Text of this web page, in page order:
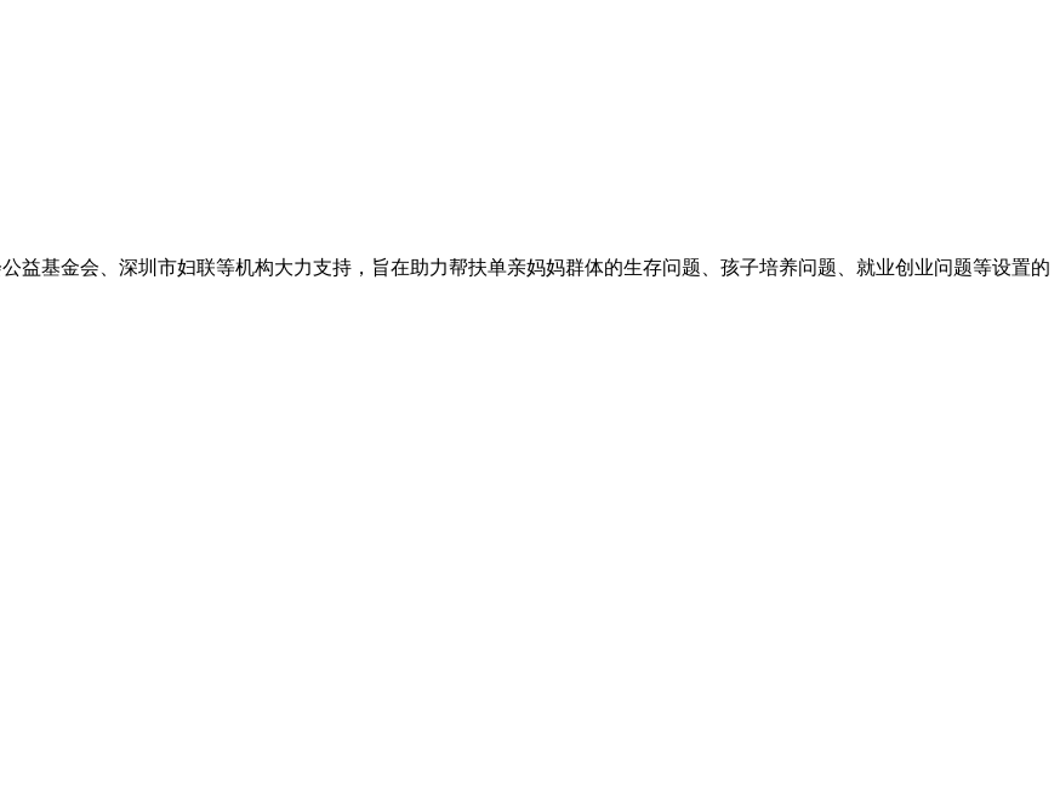
益基金会、深圳市妇联等机构大力支持，旨在助力帮扶单亲妈妈群体的生存问题、孩子培养问题、就业创业问题等设置的